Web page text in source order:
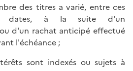
des titres a varié, entre ces
dates, à la suite d'un
d'un rachat anticipé effectué
l'échéance ;
sont indexés ou sujets à